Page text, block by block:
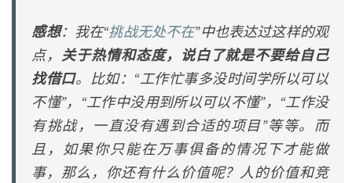
感想：我在“挑战无处不在”中也表达过这样的观
点，关于热情和态度，说白了就是不要给自己
找借口。比如：“工作忙事多没时间学所以可以
不懂”，“工作中没用到所以可以不懂”，“工作没
有挑战，一直没有遇到合适的项目”等等。而
且，如果你只能在万事俱备的情况下才能做
事，那么，你还有什么价值呢？人的价值和竞